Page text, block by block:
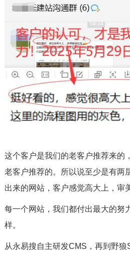
这个客户是我们的老客户推荐来的
老客户推荐的。所以说至少是有两
出来的网站，客户感觉高大上，审
每一个网站，我们都付出最大的努
样。
从永易搜自主研发CMS，再到野